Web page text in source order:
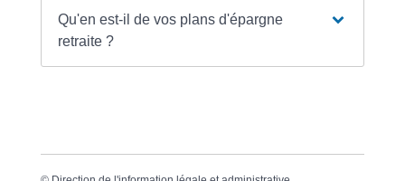
Qu'en est-il de vos plans d'épargne
retraite ?